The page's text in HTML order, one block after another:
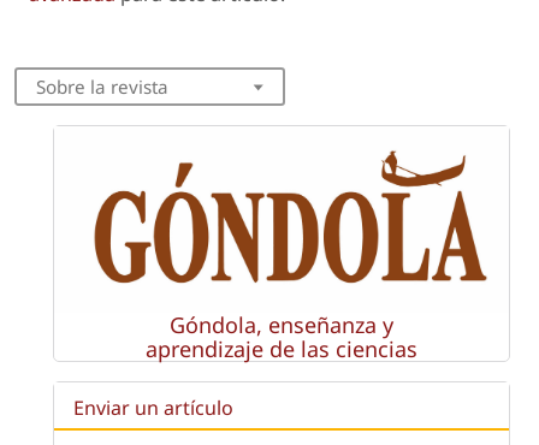
Sobre la revista
Góndola, enseñanza y
aprendizaje de las ciencias
Enviar un artículo